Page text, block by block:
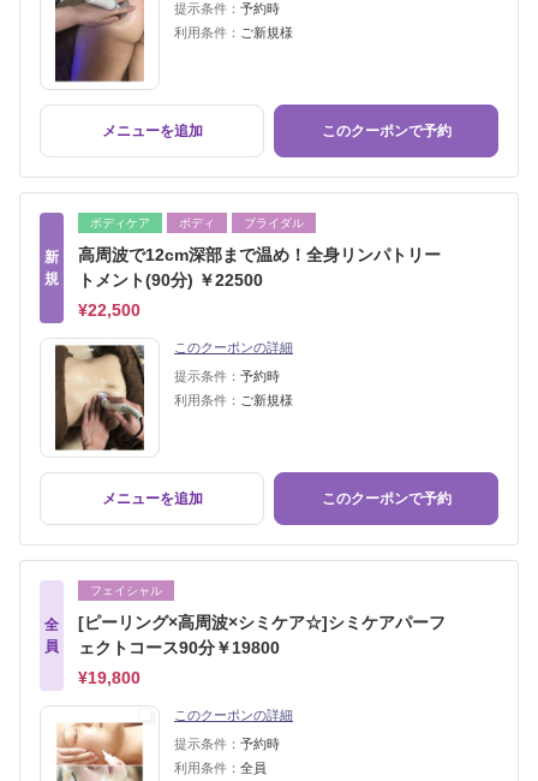
提示条件： 予約時
利用条件： ご新規様
メニューを追加 このクーポンで予約
新
規
ボディケア ボディ ブライダル
高周波で12cm深部まで温め！全身リンパトリー
トメント(90分) ￥22500
¥22,500
このクーポンの詳細
提示条件： 予約時
利用条件： ご新規様
メニューを追加 このクーポンで予約
全
員
フェイシャル
[ピーリング×高周波×シミケア☆]シミケアパーフ
ェクトコース90分￥19800
¥19,800
このクーポンの詳細
提示条件： 予約時
利用条件： 全員